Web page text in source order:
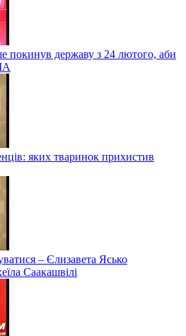
покинув державу з 24 лютого, аби
яких тваринок прихистив
– Єлизавета Ясько
Саакашвілі